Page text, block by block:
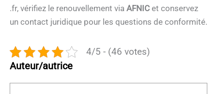
.fr, vérifiez le renouvellement via AFNIC et conservez
un contact juridique pour les questions de conformité.
4/5 - (46 votes)
Auteur/autrice